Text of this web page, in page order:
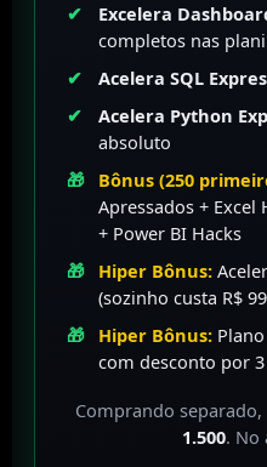
Excelera
completos nas
Acelera SQL
Acelera Python
absoluto
Bônus (250
Apressados + Excel
+ Power BI Hacks
Hiper Bônus:
(sozinho custa R$
Hiper Bônus:
com desconto por
Comprando
1.500. No